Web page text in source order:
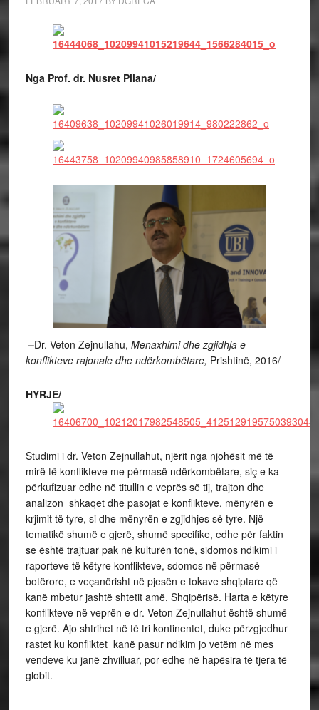
Nga Prof. dr. Nusret Pllana/
–Dr. Veton Zejnullahu, Menaxhimi dhe zgjidhja e
konflikteve rajonale dhe ndërkombëtare, Prishtinë, 2016/
HYRJE/
Studimi i dr. Veton Zejnullahut, njërit nga njohësit më të
mirë të konflikteve me përmasë ndërkombëtare, siç e ka
përkufizuar edhe në titullin e veprës së tij, trajton dhe
analizon shkaqet dhe pasojat e konflikteve, mënyrën e
krjimit të tyre, si dhe mënyrën e zgjidhjes së tyre. Një
tematikë shumë e gjerë, shumë specifike, edhe për faktin
se është trajtuar pak në kulturën tonë, sidomos ndikimi i
raporteve të këtyre konflikteve, sdomos në përmasë
botërore, e veçanërisht në pjesën e tokave shqiptare që
kanë mbetur jashtë shtetit amë, Shqipërisë. Harta e këtyre
konflikteve në veprën e dr. Veton Zejnullahut është shumë
e gjerë. Ajo shtrihet në të tri kontinentet, duke përzgjedhur
rastet ku konfliktet kanë pasur ndikim jo vetëm në mes
vendeve ku janë zhvilluar, por edhe në hapësira të tjera të
globit.